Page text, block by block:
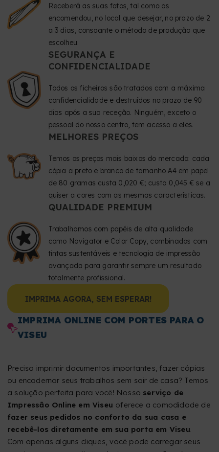
Receberá as suas fotos, tal como as
encomendou, no local que desejar, no prazo de 2
a 3 dias, consoante o método de produção que
escolheu.
SEGURANÇA E
CONFIDENCIALIDADE
Todos os ficheiros são tratados com a máxima
confidencialidade e destruídos no prazo de 90
dias após a sua receção. Ninguém, exceto o
pessoal do nosso centro, tem acesso a eles.
MELHORES PREÇOS
Temos os preços mais baixos do mercado: cada
cópia a preto e branco de tamanho A4 em papel
de 80 gramas custa 0,020 €; custa 0,045 € se a
quiser a cores com as mesmas características.
QUALIDADE PREMIUM
Trabalhamos com papéis de alta qualidade
como Navigator e Color Copy, combinados com
tintas sustentáveis e tecnologia de impressão
avançada para garantir sempre um resultado
totalmente profissional.
IMPRIMA AGORA, SEM ESPERAR!
IMPRIMA ONLINE COM PORTES PARA O
VISEU
Precisa imprimir documentos importantes, fazer cópias
ou encadernar seus trabalhos sem sair de casa? Temos
a solução perfeita para você! Nosso serviço de
Impressão Online em Viseu oferece a comodidade de
fazer seus pedidos no conforto da sua casa e
recebê-los diretamente em sua porta em Viseu.
Com apenas alguns cliques, você pode carregar seus